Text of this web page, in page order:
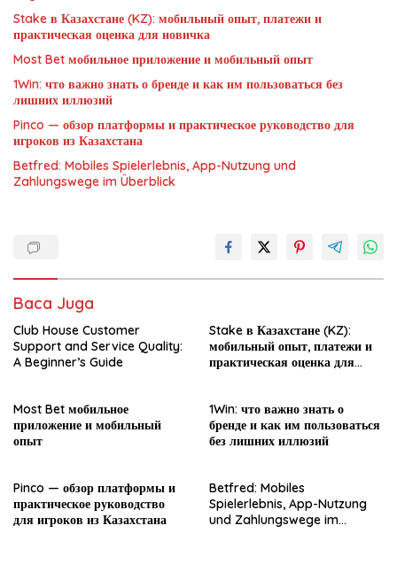
Stake в Казахстане (KZ): мобильный опыт, платежи и
практическая оценка для новичка
Most Bet мобильное приложение и мобильный опыт
1Win: что важно знать о бренде и как им пользоваться без
лишних иллюзий
Pinco — обзор платформы и практическое руководство для
игроков из Казахстана
Betfred: Mobiles Spielerlebnis, App-Nutzung und
Zahlungswege im Überblick
Baca Juga
Club House Customer
Support and Service Quality:
A Beginner’s Guide
Stake в Казахстане (KZ):
мобильный опыт, платежи и
практическая оценка для
Most Bet мобильное
приложение и мобильный
опыт
1Win: что важно знать о
бренде и как им пользоваться
без лишних иллюзий
Pinco — обзор платформы и
практическое руководство
для игроков из Казахстана
Betfred: Mobiles
Spielerlebnis, App-Nutzung
und Zahlungswege im